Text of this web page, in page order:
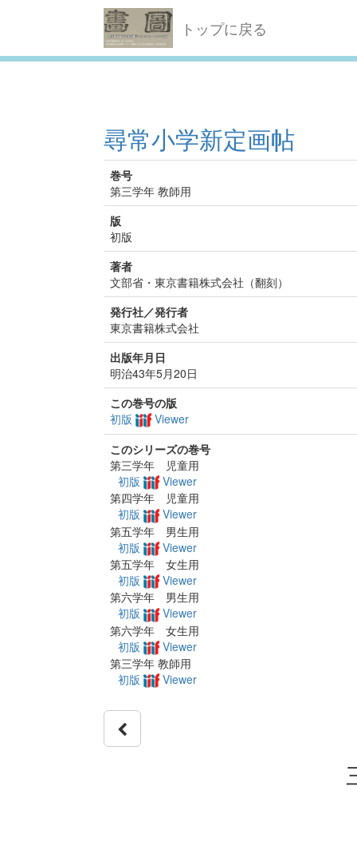
トップに戻る
尋常小学新定画帖
巻号
第三学年 教師用
版
初版
著者
文部省・東京書籍株式会社（翻刻）
発行社／発行者
東京書籍株式会社
出版年月日
明治43年5月20日
この巻号の版
初版
Viewer
このシリーズの巻号
第三学年 児童用
初版
Viewer
第四学年 児童用
初版
Viewer
第五学年 男生用
初版
Viewer
第五学年 女生用
初版
Viewer
第六学年 男生用
初版
Viewer
第六学年 女生用
初版
Viewer
第三学年 教師用
初版
Viewer